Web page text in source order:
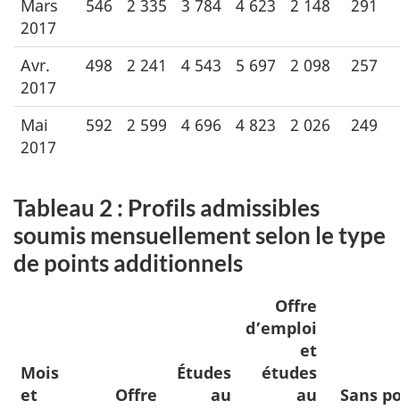
Mars
2017
546 2 335 3 784 4 623 2 148 291
Avr.
2017
498 2 241 4 543 5 697 2 098 257
Mai
2017
592 2 599 4 696 4 823 2 026 249
Tableau 2 : Profils admissibles
soumis mensuellement selon le type
de points additionnels
Mois
et
Offre
Études
au
Offre
d’emploi
et
études
au
Sans